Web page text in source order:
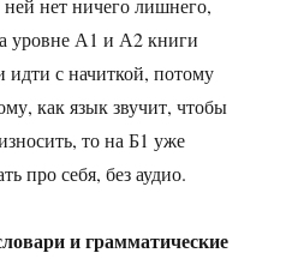
уровне А1 и А2 книги
с начиткой, потому
как язык звучит, чтобы
то на Б1 уже
про себя, без аудио.
и грамматические